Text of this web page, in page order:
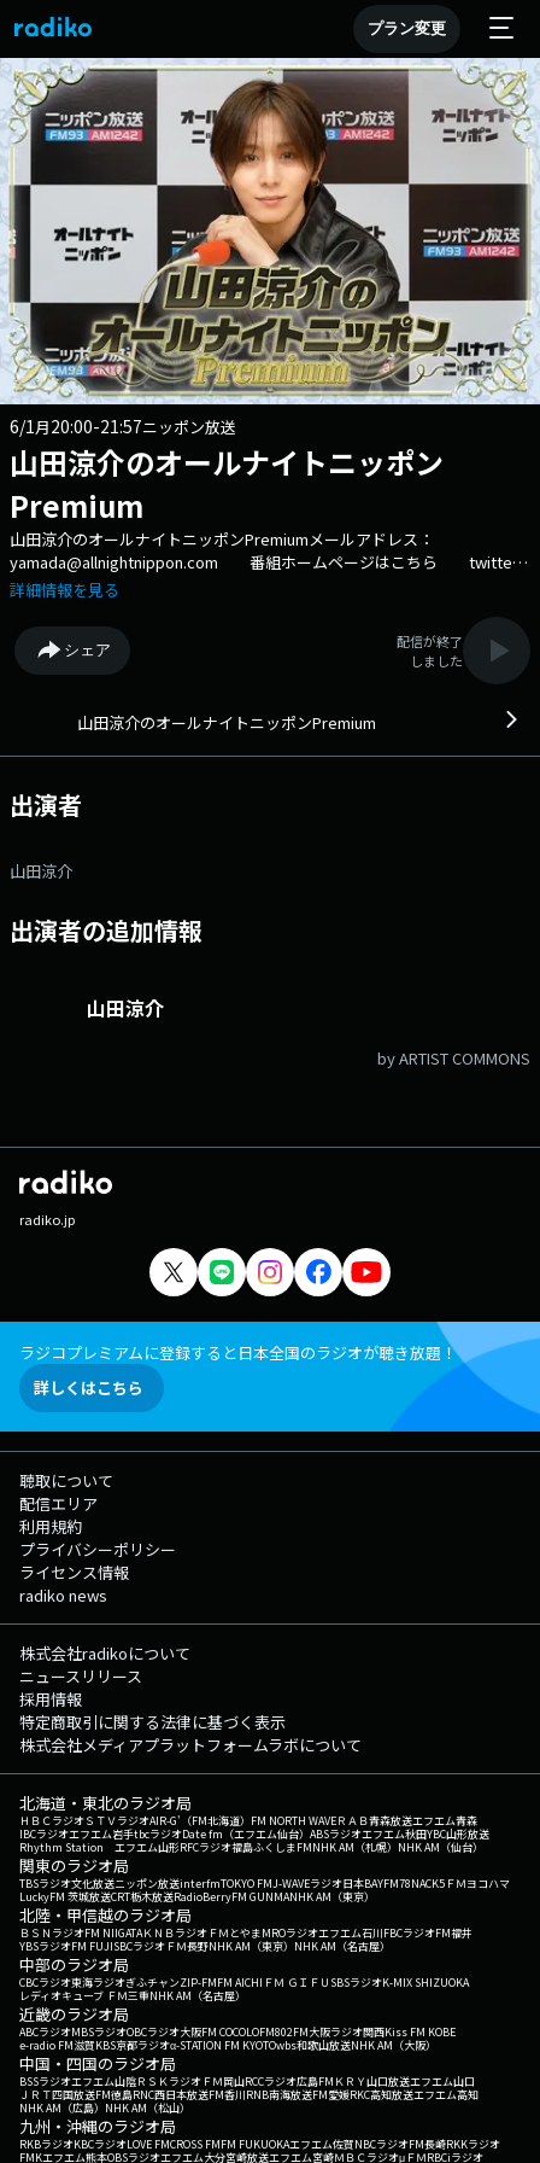
プラン変更
6/1月20:00-21:57ニッポン放送
山田涼介のオールナイトニッポン
Premium
山田涼介のオールナイトニッポンPremiumメールアドレス：
yamada@allnightnippon.com 番組ホームページはこちら twitter
ハッシュタグは「#山田涼介ANNP」twitterアカウントは
詳細情報を見る
シェア
配信が終了
しました
山田涼介のオールナイトニッポンPremium
出演者
山田涼介
出演者の追加情報
山田涼介
by ARTIST COMMONS
radiko.jp
ラジコプレミアムに登録すると日本全国のラジオが聴き放題！
詳しくはこちら
聴取について
配信エリア
利用規約
プライバシーポリシー
ライセンス情報
radiko news
株式会社radikoについて
ニュースリリース
採用情報
特定商取引に関する法律に基づく表示
株式会社メディアプラットフォームラボについて
北海道・東北のラジオ局
ＨＢＣラジオＳＴＶラジオAIR-G'（FM北海道） FM NORTH WAVEＲＡＢ青森放送エフエム青森
IBCラジオエフエム岩手tbcラジオDate fm（エフエム仙台） ABSラジオエフエム秋田YBC山形放送
Rhythm Station エフエム山形RFCラジオ福島ふくしまFMNHK AM（札幌） NHK AM（仙台）
関東のラジオ局
TBSラジオ文化放送ニッポン放送interfmTOKYO FMJ-WAVEラジオ日本BAYFM78NACK5 ＦＭヨコハマ
LuckyFM 茨城放送CRT栃木放送RadioBerryFM GUNMANHK AM（東京）
北陸・甲信越のラジオ局
ＢＳＮラジオFM NIIGATAＫＮＢラジオ ＦＭとやまMROラジオエフエム石川FBCラジオFM福井
YBSラジオFM FUJISBCラジオ ＦＭ長野NHK AM（東京） NHK AM（名古屋）
中部のラジオ局
CBCラジオ東海ラジオぎふチャンZIP-FMFM AICHI ＦＭ ＧＩＦＵ SBSラジオK-MIX SHIZUOKA
レディオキューブ ＦＭ三重NHK AM（名古屋）
近畿のラジオ局
ABCラジオMBSラジオOBCラジオ大阪FM COCOLOFM802FM大阪ラジオ関西Kiss FM KOBE
e-radio FM滋賀KBS京都ラジオα-STATION FM KYOTOwbs和歌山放送NHK AM（大阪）
中国・四国のラジオ局
BSSラジオエフエム山陰ＲＳＫラジオ ＦＭ岡山RCCラジオ広島FM ＫＲＹ山口放送エフエム山口
ＪＲＴ四国放送FM徳島RNC西日本放送FM香川RNB南海放送FM愛媛RKC高知放送エフエム高知
NHK AM（広島） NHK AM（松山）
九州・沖縄のラジオ局
RKBラジオKBCラジオLOVE FMCROSS FMFM FUKUOKAエフエム佐賀NBCラジオFM長崎RKKラジオ
FMKエフエム熊本OBSラジオエフエム大分宮崎放送エフエム宮崎ＭＢＣラジオμＦＭRBCiラジオ